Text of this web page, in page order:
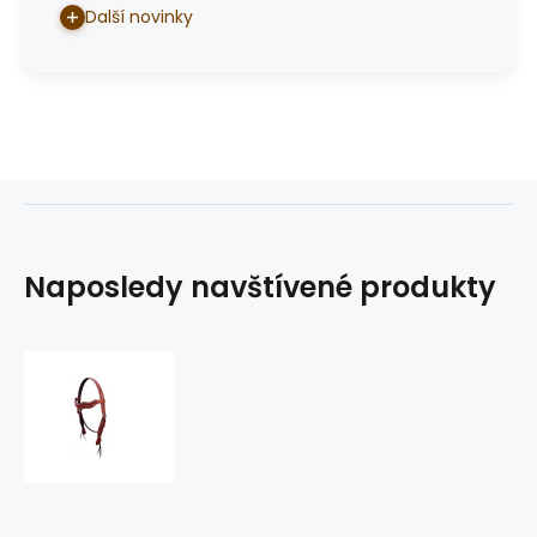
Další novinky
Naposledy navštívené produkty